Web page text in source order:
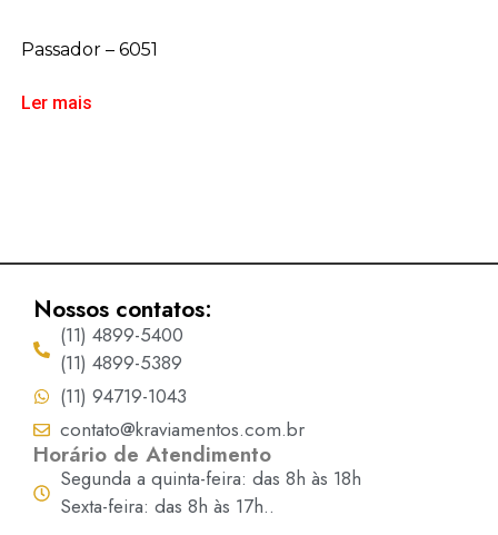
Passador – 6051
Ler mais
Nossos contatos:
(11) 4899-5400
(11) 4899-5389
(11) 94719-1043
contato@kraviamentos.com.br
Horário de Atendimento
Segunda a quinta-feira: das 8h às 18h
Sexta-feira: das 8h às 17h..